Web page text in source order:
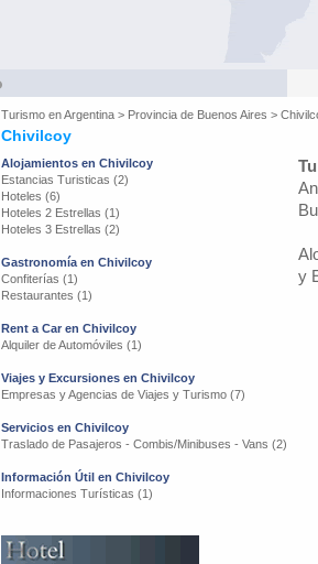
Turismo enArgentina > Provincia de Buenos Aires >
Chivilcoy
Alojamientos en Chivilcoy
Estancias Turisticas (2)
Hoteles (6)
Hoteles 2 Estrellas (1)
Hoteles 3 Estrellas (2)
Gastronomía en Chivilcoy
Confiterías (1)
Restaurantes (1)
Rent a Car en Chivilcoy
Alquiler de Automóviles (1)
Viajes y Excursiones en Chivilcoy
Empresas y Agencias de Viajes y Turismo (7)
Servicios en Chivilcoy
Traslado de Pasajeros - Combis/Minibuses - Vans (2)
Información Útil en Chivilcoy
Informaciones Turísticas (1)
y